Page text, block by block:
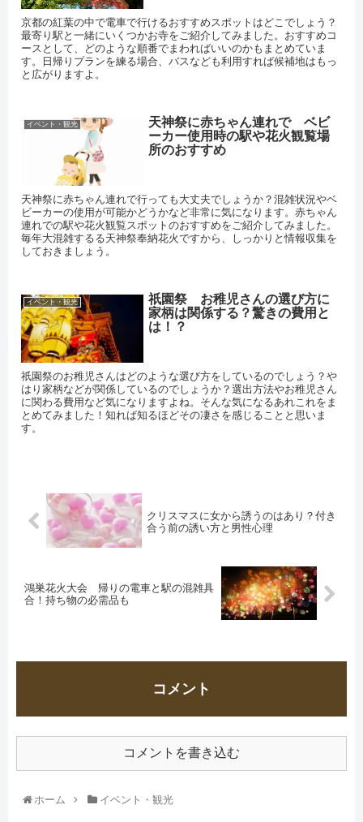
京都の紅葉の中で電車で行けるおすすめスポットはどこでしょう？
最寄り駅と一緒にいくつかお寺をご紹介してみました。おすすめコ
ースとして、どのような順番でまわればいいのかもまとめていま
す。日帰りプランを練る場合、バスなども利用すれば候補地はもっ
と広がりますよ。
イベント・観光
天神祭に赤ちゃん連れで ベビ
ーカー使用時の駅や花火観覧場
所のおすすめ
天神祭に赤ちゃん連れで行っても大丈夫でしょうか？混雑状況やベ
ビーカーの使用が可能かどうかなど非常に気になります。赤ちゃん
連れでの駅や花火観覧スポットのおすすめをご紹介してみました。
毎年大混雑するる天神祭奉納花火ですから、しっかりと情報収集を
しておきましょう。
イベント・観光
祇園祭 お稚児さんの選び方に
家柄は関係する？驚きの費用と
は！？
祇園祭のお稚児さんはどのような選び方をしているのでしょう？や
はり家柄などが関係しているのでしょうか？選出方法やお稚児さん
に関わる費用など気になりますよね。そんな気になるあれこれをま
とめてみました！知れば知るほどその凄さを感じることと思いま
す。
クリスマスに女から誘うのはあり？付き
合う前の誘い方と男性心理
鴻巣花火大会 帰りの電車と駅の混雑具
合！持ち物の必需品も
コメント
コメントを書き込む
ホーム イベント・観光